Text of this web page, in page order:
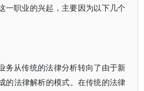
一职业的兴起，主要因为以下几个
务从传统的法律分析转向了由于新
的法律解析的模式。在传统的法律